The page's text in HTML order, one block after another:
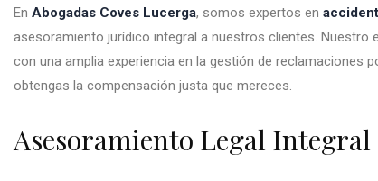
En Abogadas Coves Lucerga, somos expertos en
asesoramiento jurídico integral a nuestros clientes. Nuestro
con una amplia experiencia en la gestión de reclamaciones
obtengas la compensación justa que mereces.
Asesoramiento Legal Integral